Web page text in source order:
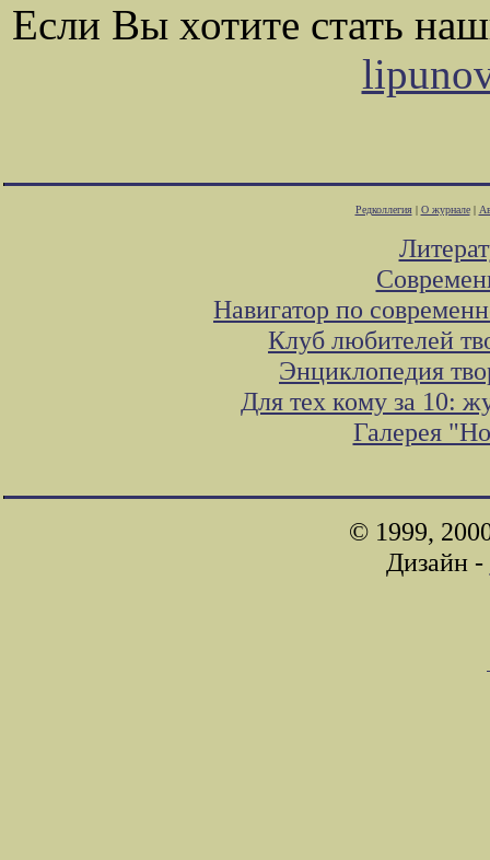
Если Вы хотите стать
Редколлегия| О журнале|
Навигатор по
Клуб любителей
Энциклопедия
Для тех кому за 10:
Галерея
© 1999,
Дизайн -